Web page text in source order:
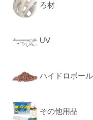
ろ材
UV
ハイドロボール
その他用品